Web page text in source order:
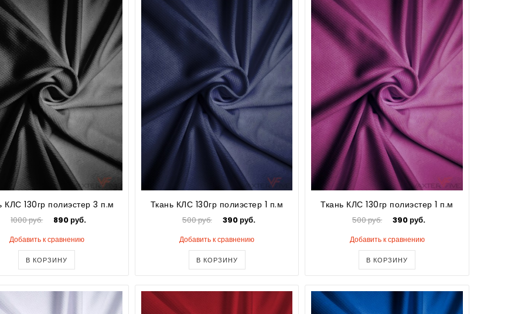
КЛС 130гр полиэстер 3 п.м
1000 руб. 890 руб.
Добавить к сравнению
В КОРЗИНУ
Ткань КЛС 130гр полиэстер 1 п.м
500 руб. 390 руб.
Добавить к сравнению
В КОРЗИНУ
Ткань КЛС 130гр полиэстер 1 п.м
500 руб. 390 руб.
Добавить к сравнению
В КОРЗИНУ